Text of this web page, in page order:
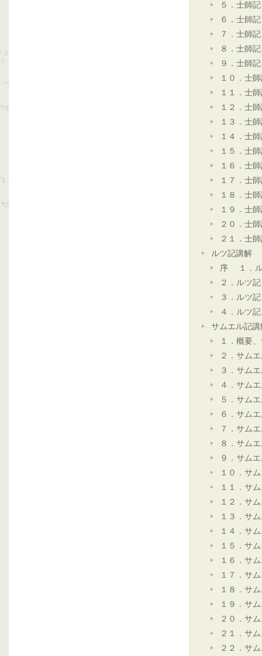
５．士師
６．士師
７．士師
８．士師
９．士師
１０．士
１１．士
１２．士
１３．士
１４．士
１５．士
１６．士
１７．士
１８．士
１９．士
２０．士
２１．士
ルツ記講解
序 １．ル
２．ルツ
３．ルツ
４．ルツ
サムエル記講
１．概要
２．サム
３．サム
４．サム
５．サム
６．サム
７．サム
８．サム
９．サム
１０．サ
１１．サ
１２．サ
１３．サ
１４．サ
１５．サ
１６．サ
１７．サ
１８．サ
１９．サ
２０．サ
２１．サ
２２．サ